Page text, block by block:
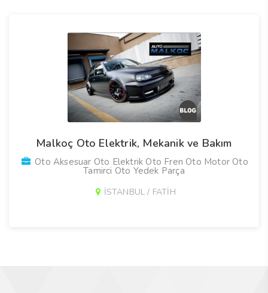
Malkoç Oto Elektrik, Mekanik ve Bakım
Oto Aksesuar Oto Elektrik Oto Fren Oto Motor Oto
Tamirci Oto Yedek Parça
İSTANBUL / FATİH